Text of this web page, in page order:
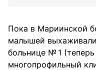
Пока в Мариинской
малышей
больнице № 1
многопрофильный